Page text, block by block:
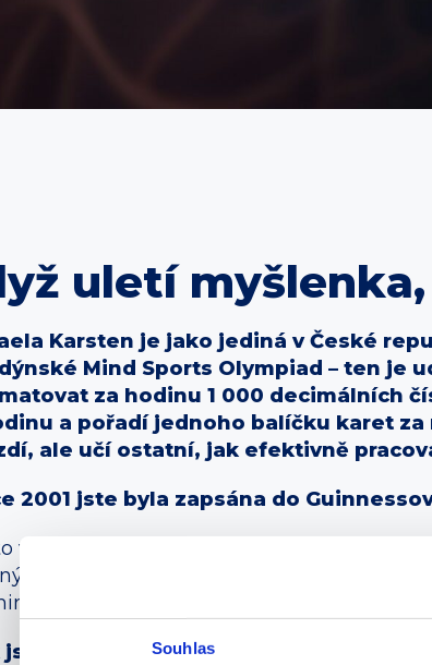
Souhlas
uletí
Karsten je jako jediná v České
Mind Sports Olympiad – ten je
za hodinu 1 000 decimálních
a pořadí jednoho balíčku karet
ale učí ostatní, jak efektivně
2001 jste byla zapsána do
vlastně taková disciplína z legrace, šlo o
zcela neznámých lidí z publika.
dívat a pak jsme je měli souvisle a
jste jich dala?